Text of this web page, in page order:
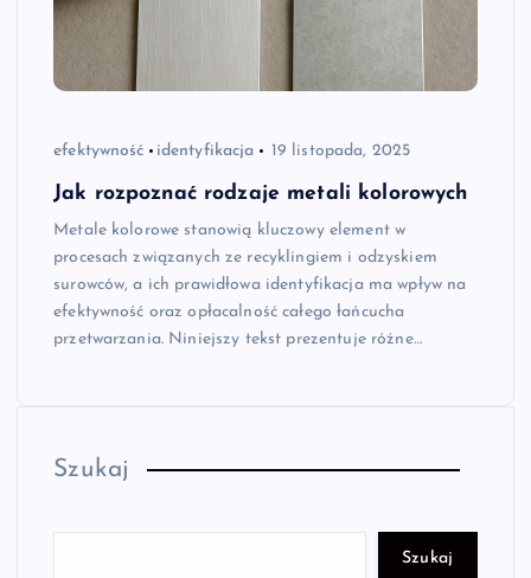
efektywność identyfikacja 19 listopada, 2025
Jak rozpoznać rodzaje metali kolorowych
Metale kolorowe stanowią kluczowy element w
procesach związanych ze recyklingiem i odzyskiem
surowców, a ich prawidłowa identyfikacja ma wpływ na
efektywność oraz opłacalność całego łańcucha
przetwarzania. Niniejszy tekst prezentuje różne…
Szukaj
Szukaj